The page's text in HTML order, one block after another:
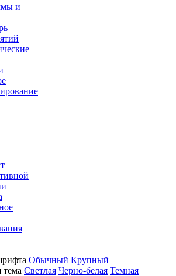
и
Обычный Крупный
тема Светлая Черно-белая Темная